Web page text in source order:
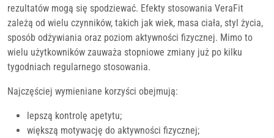
rezultatów mogą się spodziewać. Efekty stosowania VeraFit
zależą od wielu czynników, takich jak wiek, masa ciała, styl życia,
sposób odżywiania oraz poziom aktywności fizycznej. Mimo to
wielu użytkowników zauważa stopniowe zmiany już po kilku
tygodniach regularnego stosowania.
Najczęściej wymieniane korzyści obejmują:
lepszą kontrolę apetytu;
większą motywację do aktywności fizycznej;